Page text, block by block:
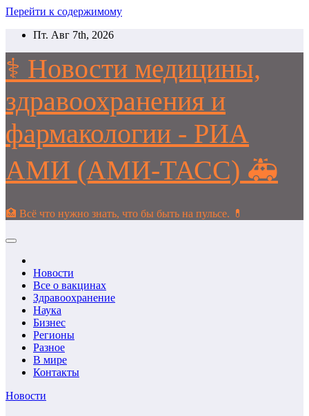
Перейти к содержимому
Пт. Авг 7th, 2026
⚕️ Новости медицины,
здравоохранения и
фармакологии - РИА
АМИ (АМИ-ТАСС) 🚑
🏥 Всё что нужно знать, что бы быть на пульсе. 💊
Новости
Все о вакцинах
Здравоохранение
Наука
Бизнес
Регионы
Разное
В мире
Контакты
Новости